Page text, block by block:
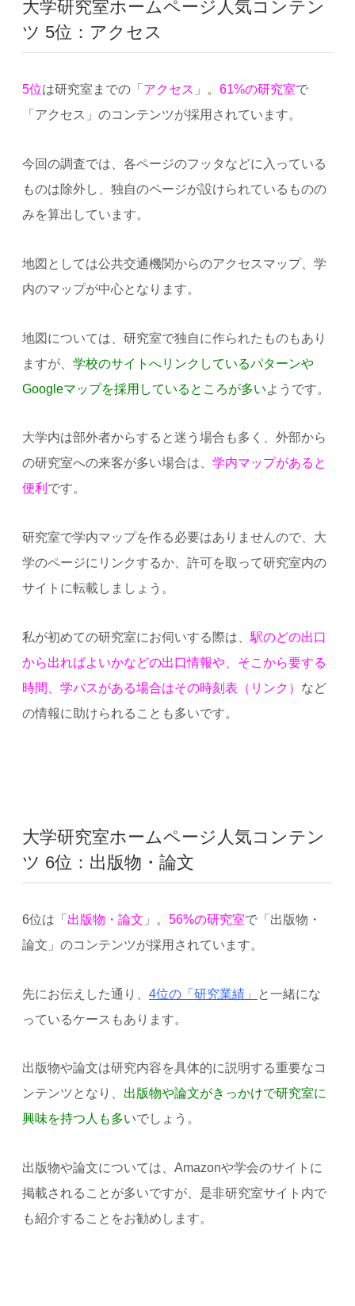
大学研究室ホームページ人気コンテン
ツ 5位：アクセス
5位は研究室までの「 アクセス 」。 61%の研究室で
「アクセス」のコンテンツが採用されています。
今回の調査では、各ページのフッタなどに入っている
ものは除外し、独自のページが設けられているものの
みを算出しています。
地図としては公共交通機関からのアクセスマップ、学
内のマップが中心となります。
地図については、研究室で独自に作られたものもあり
ますが、 学校のサイトへリンクしているパターンや
Googleマップを採用しているところが多いようです。
大学内は部外者からすると迷う場合も多く、外部から
の研究室への来客が多い場合は、 学内マップがあると
便利 です。
研究室で学内マップを作る必要はありませんので、大
学のページにリンクするか、許可を取って研究室内の
サイトに転載しましょう。
私が初めての研究室にお伺いする際は、 駅のどの出口
から出ればよいかなどの出口情報や、そこから要する
時間、学バスがある場合はその時刻表（リンク） など
の情報に助けられることも多いです。
大学研究室ホームページ人気コンテン
ツ 6位：出版物・論文
6位は「 出版物・論文 」。 56%の研究室で「出版物・
論文」のコンテンツが採用されています。
先にお伝えした通り、 4位の「研究業績」
と一緒にな
っているケースもあります。
出版物や論文は研究内容を具体的に説明する重要なコ
ンテンツとなり、 出版物や論文がきっかけで研究室に
興味を持つ人も多いでしょう。
出版物や論文については、Amazonや学会のサイトに
掲載されることが多いですが、是非研究室サイト内で
も紹介することをお勧めします。